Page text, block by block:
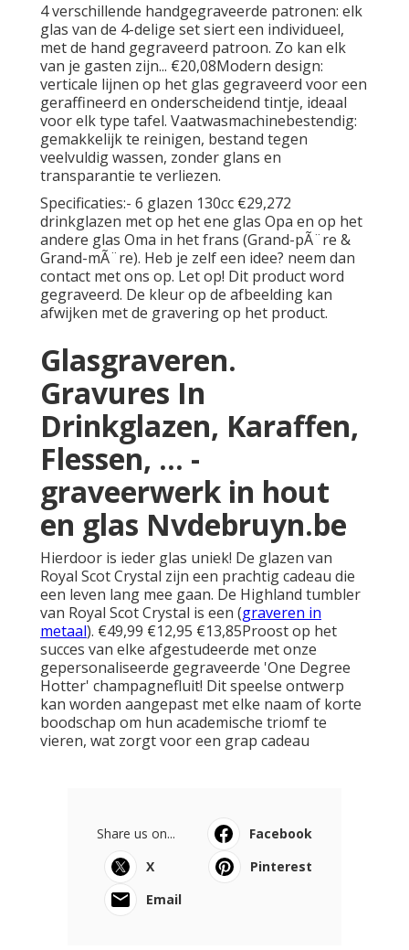
4 verschillende handgegraveerde patronen: elk
glas van de 4-delige set siert een individueel,
met de hand gegraveerd patroon. Zo kan elk
van je gasten zijn... €20,08Modern design:
verticale lijnen op het glas gegraveerd voor een
geraffineerd en onderscheidend tintje, ideaal
voor elk type tafel. Vaatwasmachinebestendig:
gemakkelijk te reinigen, bestand tegen
veelvuldig wassen, zonder glans en
transparantie te verliezen.
Specificaties:- 6 glazen 130cc €29,272
drinkglazen met op het ene glas Opa en op het
andere glas Oma in het frans (Grand-pÃ¨re &
Grand-mÃ¨re). Heb je zelf een idee? neem dan
contact met ons op. Let op! Dit product word
gegraveerd. De kleur op de afbeelding kan
afwijken met de gravering op het product.
Glasgraveren.
Gravures In
Drinkglazen, Karaffen,
Flessen, ... -
graveerwerk in hout
en glas Nvdebruyn.be
Hierdoor is ieder glas uniek! De glazen van
Royal Scot Crystal zijn een prachtig cadeau die
een leven lang mee gaan. De Highland tumbler
van Royal Scot Crystal is een (graveren in
metaal). €49,99 €12,95 €13,85Proost op het
succes van elke afgestudeerde met onze
gepersonaliseerde gegraveerde 'One Degree
Hotter' champagnefluit! Dit speelse ontwerp
kan worden aangepast met elke naam of korte
boodschap om hun academische triomf te
vieren, wat zorgt voor een grap cadeau
Share us on...
Facebook
X
Pinterest
Email